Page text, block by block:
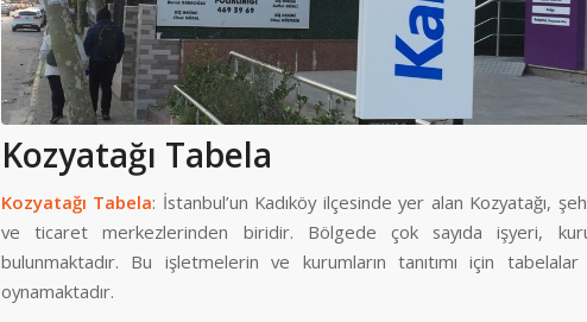
Kozyatağı Tabela
Kozyatağı Tabela: İstanbul’un Kadıköy ilçesinde yer alan Kozyatağı,
ve ticaret merkezlerinden biridir. Bölgede çok sayıda işyeri,
bulunmaktadır. Bu işletmelerin ve kurumların tanıtımı için
oynamaktadır.